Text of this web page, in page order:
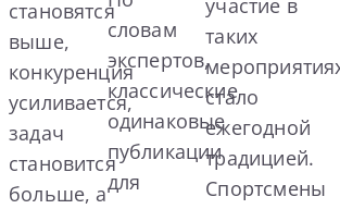
становятся
выше,
конкуренция
усиливается,
задач
становится
больше, а
словам
экспертов,
классические
одинаковые
публикации
для
участие в
таких
стало
ежегодной
традицией.
Спортсмены